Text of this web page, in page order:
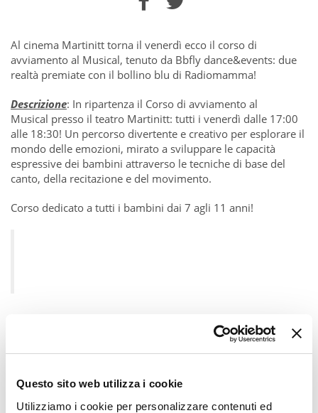
Questo sito web utilizza i cookie
Utilizziamo i cookie per personalizzare contenuti ed
Al cinema Martinitt torna il venerdì ecco il corso di
avviamento al Musical, tenuto da Bbfly dance&events: due
realtà premiate con il bollino blu di Radiomamma!
Descrizione: In ripartenza il Corso di avviamento al
Musical presso il teatro Martinitt: tutti i venerdì dalle 17:00
alle 18:30! Un percorso divertente e creativo per esplorare il
mondo delle emozioni, mirato a sviluppare le capacità
espressive dei bambini attraverso le tecniche di base del
canto, della recitazione e del movimento.
Corso dedicato a tutti i bambini dai 7 agli 11 anni!